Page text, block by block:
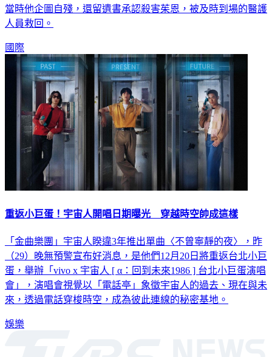
當時他企圖自殘，還留遺書承認殺害茱恩，被及時到場的醫護
人員救回。
國際
重返小巨蛋！宇宙人開唱日期曝光 穿越時空帥成這樣
「金曲樂團」宇宙人睽違3年推出單曲〈不曾寧靜的夜〉，昨
（29）晚無預警宣布好消息，是他們12月20日將重返台北小巨
蛋，舉辦「vivo x 宇宙人 [ α：回到未來1986 ] 台北小巨蛋演唱
會」，演唱會視覺以「電話亭」象徵宇宙人的過去、現在與未
來，透過電話穿梭時空，成為彼此連線的秘密基地。
娛樂